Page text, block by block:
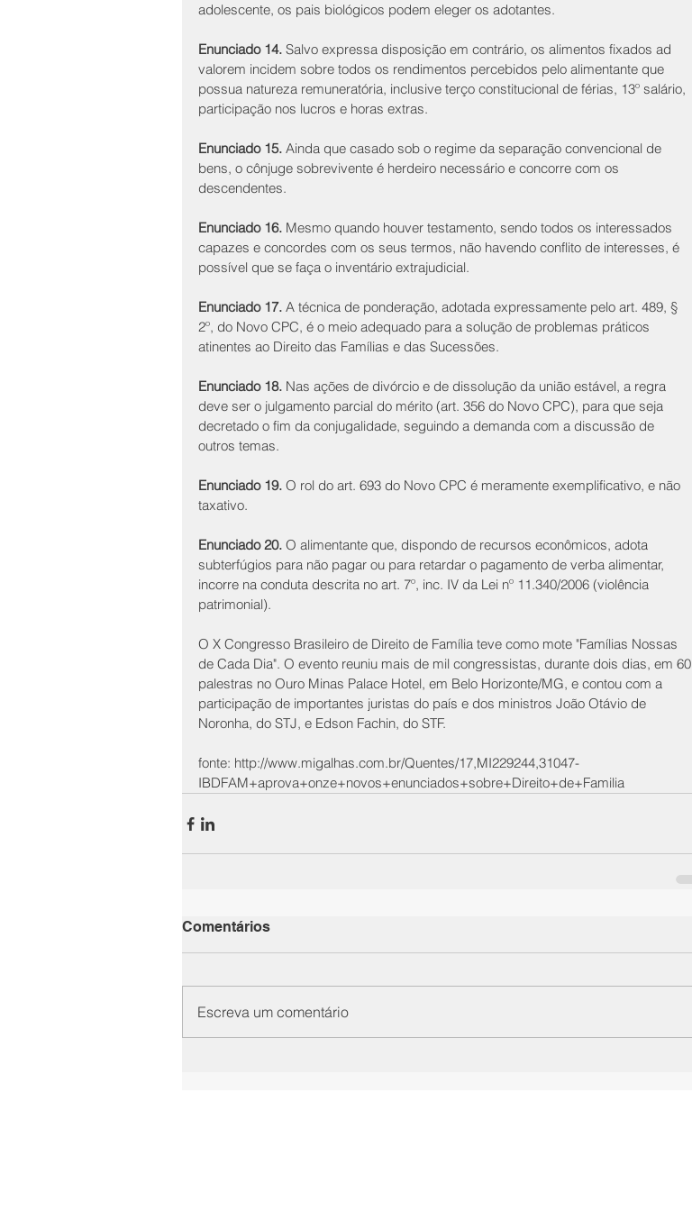
adolescente, os pais biológicos podem eleger os adotantes.
Enunciado 14. Salvo expressa disposição em contrário, os alimentos fixados ad
valorem incidem sobre todos os rendimentos percebidos pelo alimentante que
possua natureza remuneratória, inclusive terço constitucional de férias, 13º salário,
participação nos lucros e horas extras.
Enunciado 15. Ainda que casado sob o regime da separação convencional de
bens, o cônjuge sobrevivente é herdeiro necessário e concorre com os
descendentes.
Enunciado 16. Mesmo quando houver testamento, sendo todos os interessados
capazes e concordes com os seus termos, não havendo conflito de interesses, é
possível que se faça o inventário extrajudicial.
Enunciado 17. A técnica de ponderação, adotada expressamente pelo art. 489, §
2º, do Novo CPC, é o meio adequado para a solução de problemas práticos
atinentes ao Direito das Famílias e das Sucessões.
Enunciado 18. Nas ações de divórcio e de dissolução da união estável, a regra
deve ser o julgamento parcial do mérito (art. 356 do Novo CPC), para que seja
decretado o fim da conjugalidade, seguindo a demanda com a discussão de
outros temas.
Enunciado 19. O rol do art. 693 do Novo CPC é meramente exemplificativo, e não
taxativo.
Enunciado 20. O alimentante que, dispondo de recursos econômicos, adota
subterfúgios para não pagar ou para retardar o pagamento de verba alimentar,
incorre na conduta descrita no art. 7º, inc. IV da Lei nº 11.340/2006 (violência
patrimonial).
O X Congresso Brasileiro de Direito de Família teve como mote "Famílias Nossas
de Cada Dia". O evento reuniu mais de mil congressistas, durante dois dias, em 60
palestras no Ouro Minas Palace Hotel, em Belo Horizonte/MG, e contou com a
participação de importantes juristas do país e dos ministros João Otávio de
Noronha, do STJ, e Edson Fachin, do STF.
fonte: http://www.migalhas.com.br/Quentes/17,MI229244,31047-
IBDFAM+aprova+onze+novos+enunciados+sobre+Direito+de+Familia
Comentários
Escreva um comentário